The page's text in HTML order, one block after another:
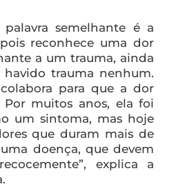
palavra semelhante é a
reconhece uma dor
a um trauma, ainda
trauma nenhum.
para que a dor
Por muitos anos, ela foi
um sintoma, mas hoje
que duram mais de
doença, que devem
explica a